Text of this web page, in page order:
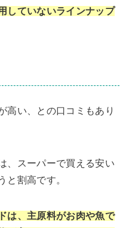
していないラインナップ
高い、との口コミもあり
、スーパーで買える安い
と割高です。
は、主原料がお肉や魚で